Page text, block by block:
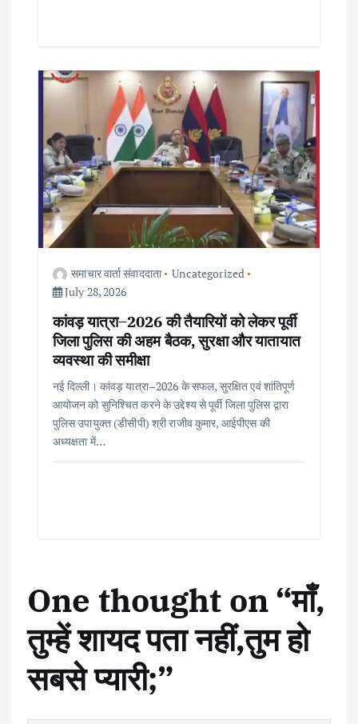
समाचार वार्ता संवाददाता
Uncategorized
July 28, 2026
कांवड़ यात्रा–2026 की तैयारियों को लेकर पूर्वी
जिला पुलिस की अहम बैठक, सुरक्षा और यातायात
व्यवस्था की समीक्षा
नई दिल्ली। कांवड़ यात्रा–2026 के सफल, सुरक्षित एवं शांतिपूर्ण
आयोजन को सुनिश्चित करने के उद्देश्य से पूर्वी जिला पुलिस द्वारा
पुलिस उपायुक्त (डीसीपी) श्री राजीव कुमार, आईपीएस की
अध्यक्षता में…
One thought on “माँ,
तुम्हें शायद पता नहीं,तुम हो
सबसे प्यारी;”